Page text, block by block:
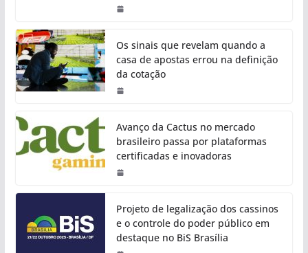
Os sinais que revelam quando a
casa de apostas errou na definição
da cotação
Avanço da Cactus no mercado
brasileiro passa por plataformas
certificadas e inovadoras
Projeto de legalização dos cassinos
e o controle do poder público em
destaque no BiS Brasília